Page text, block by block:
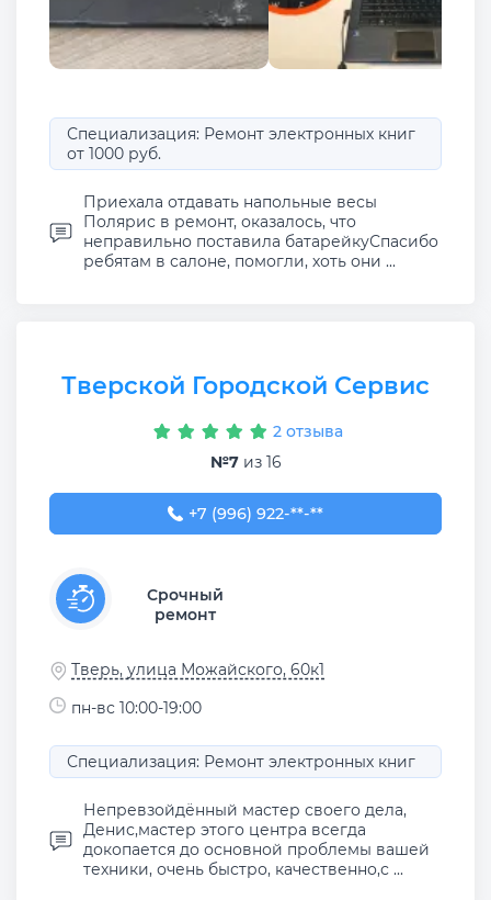
Специализация: Ремонт электронных книг
от 1000 руб.
Приехала отдавать напольные весы
Полярис в ремонт, оказалось, что
неправильно поставила батарейкуСпасибо
ребятам в салоне, помогли, хоть они ...
Тверской Городской Сервис
2 отзыва
№7из 16
+7 (996) 922-53-96
+7 (996) 922-**-**
Срочный
ремонт
Тверь, улица Можайского, 60к1
пн-вс 10:00-19:00
Специализация: Ремонт электронных книг
Непревзойдённый мастер своего дела,
Денис,мастер этого центра всегда
докопается до основной проблемы вашей
техники, очень быстро, качественно,с ...